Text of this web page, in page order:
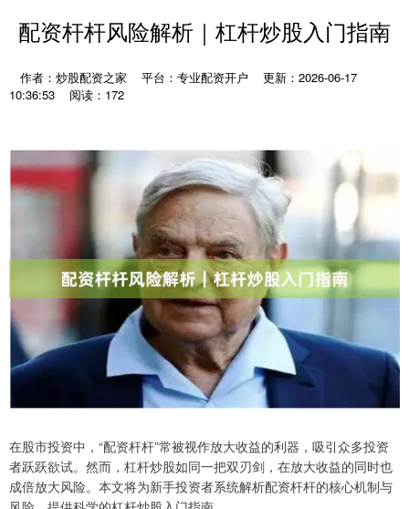
配资杆杆风险解析｜杠杆炒股入门指南
作者：炒股配资之家 平台：专业配资开户
更新：2026-06-17
10:36:53
阅读：172
在股市投资中，“配资杆杆”常被视作放大收益的利器，吸引众多投资
者跃跃欲试。然而，杠杆炒股如同一把双刃剑，在放大收益的同时也
成倍放大风险。本文将为新手投资者系统解析配资杆杆的核心机制与